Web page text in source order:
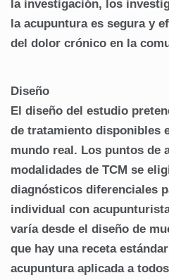
la investigación, los
la acupuntura es segura y
del dolor crónico en la
Diseño
El diseño del estudio
de tratamiento disponibles
mundo real. Los puntos de
modalidades de TCM se
diagnósticos diferenciales
individual con
varía desde el diseño de
que hay una receta
acupuntura aplicada a